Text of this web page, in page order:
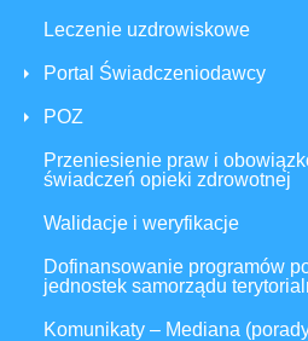
Leczenie uzdrowiskowe
Portal Świadczeniodawcy
POZ
Przeniesienie praw i
świadczeń opieki zdrowotnej
Walidacje i weryfikacje
Dofinansowanie programów
jednostek samorządu
Komunikaty – Mediana